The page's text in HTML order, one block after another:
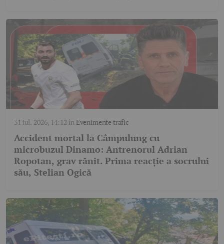
31 iul. 2026, 14:12 în Evenimente trafic
Accident mortal la Câmpulung cu
microbuzul Dinamo: Antrenorul Adrian
Ropotan, grav rănit. Prima reacție a socrului
său, Stelian Ogică